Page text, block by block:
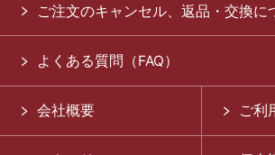
ご注文のキャンセル、返品・交換に
よくある質問（FAQ）
会社概要 ご利